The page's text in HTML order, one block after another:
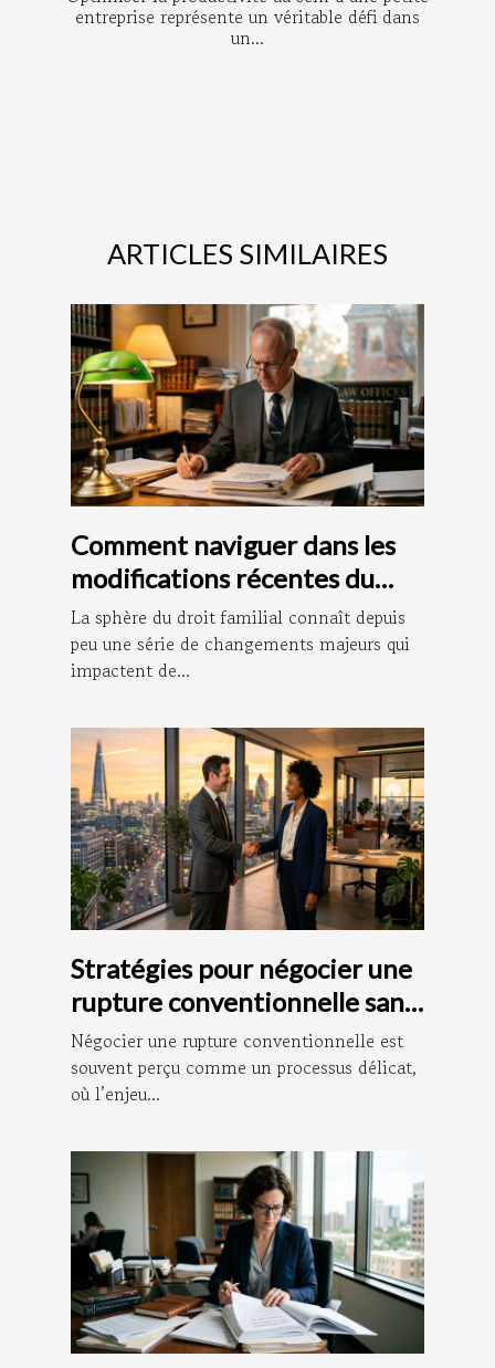
entreprise représente un véritable défi dans
un...
ARTICLES SIMILAIRES
Comment naviguer dans les
modifications récentes du
droit familial ?
La sphère du droit familial connaît depuis
peu une série de changements majeurs qui
impactent de...
Stratégies pour négocier une
rupture conventionnelle sans
litige
Négocier une rupture conventionnelle est
souvent perçu comme un processus délicat,
où l’enjeu...